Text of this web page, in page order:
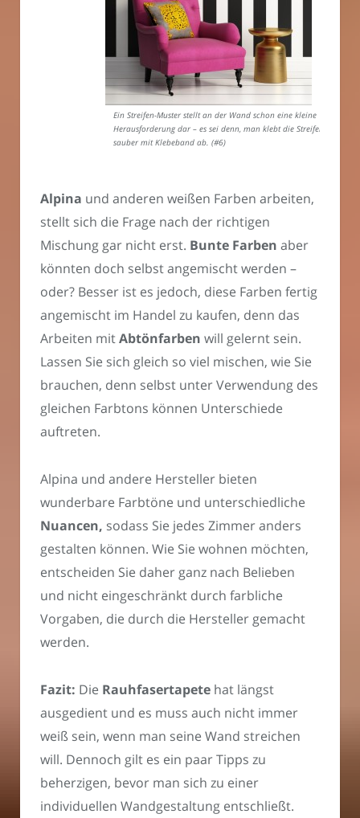
Ein Streifen-Muster stellt an der Wand schon eine kleine
Herausforderung dar – es sei denn, man klebt die Streifen
sauber mit Klebeband ab. (#6)
Alpina und anderen weißen Farben arbeiten,
stellt sich die Frage nach der richtigen
Mischung gar nicht erst. Bunte Farben aber
könnten doch selbst angemischt werden –
oder? Besser ist es jedoch, diese Farben fertig
angemischt im Handel zu kaufen, denn das
Arbeiten mitAbtönfarben will gelernt sein.
Lassen Sie sich gleich so viel mischen, wie Sie
brauchen, denn selbst unter Verwendung des
gleichen Farbtons können Unterschiede
auftreten.
Alpina und andere Hersteller bieten
wunderbare Farbtöne und unterschiedliche
Nuancen, sodass Sie jedes Zimmer anders
gestalten können. Wie Sie wohnen möchten,
entscheiden Sie daher ganz nach Belieben
und nicht eingeschränkt durch farbliche
Vorgaben, die durch die Hersteller gemacht
werden.
Fazit: Die Rauhfasertapete hat längst
ausgedient und es muss auch nicht immer
weiß sein, wenn man seine Wand streichen
will. Dennoch gilt es ein paar Tipps zu
beherzigen, bevor man sich zu einer
individuellen Wandgestaltung entschließt.